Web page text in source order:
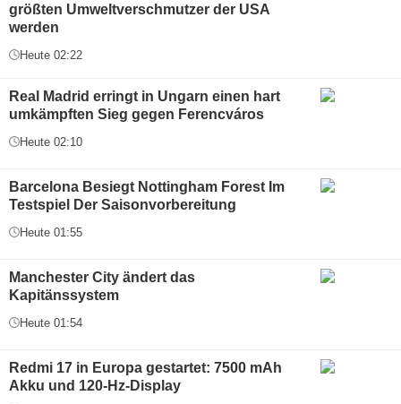
größten Umweltverschmutzer der USA
werden
Heute 02:22
Real Madrid erringt in Ungarn einen hart
umkämpften Sieg gegen Ferencváros
Heute 02:10
Barcelona Besiegt Nottingham Forest Im
Testspiel Der Saisonvorbereitung
Heute 01:55
Manchester City ändert das
Kapitänssystem
Heute 01:54
Redmi 17 in Europa gestartet: 7500 mAh
Akku und 120-Hz-Display